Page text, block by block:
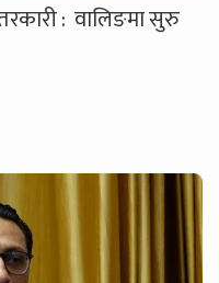
: वालिङमा सुरु